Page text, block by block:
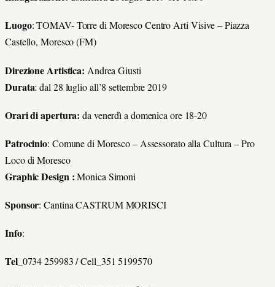
Luogo: TOMAV- Torre di Moresco Centro Arti Visive – Piazza
Castello, Moresco (FM)
Direzione Artistica: Andrea Giusti
Durata: dal 28 luglio all’8 settembre 2019
Orari di apertura:da venerdì a domenica ore 18-20
Patrocinio: Comune di Moresco – Assessorato alla Cultura – Pro
Loco di Moresco
Graphic Design :Monica Simoni
Sponsor: Cantina CASTRUM MORISCI
Info:
Tel_ 0734 259983 / Cell_351 5199570